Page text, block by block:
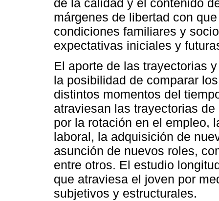
de la calidad y el contenido
márgenes de libertad con
condiciones familiares y
expectativas iniciales y
El aporte de las trayectorias
la posibilidad de comparar
distintos momentos del
atraviesan las trayectorias
por la rotación en el empleo,
laboral, la adquisición de
asunción de nuevos roles,
entre otros. El estudio
que atraviesa el joven por
subjetivos y estructurales.